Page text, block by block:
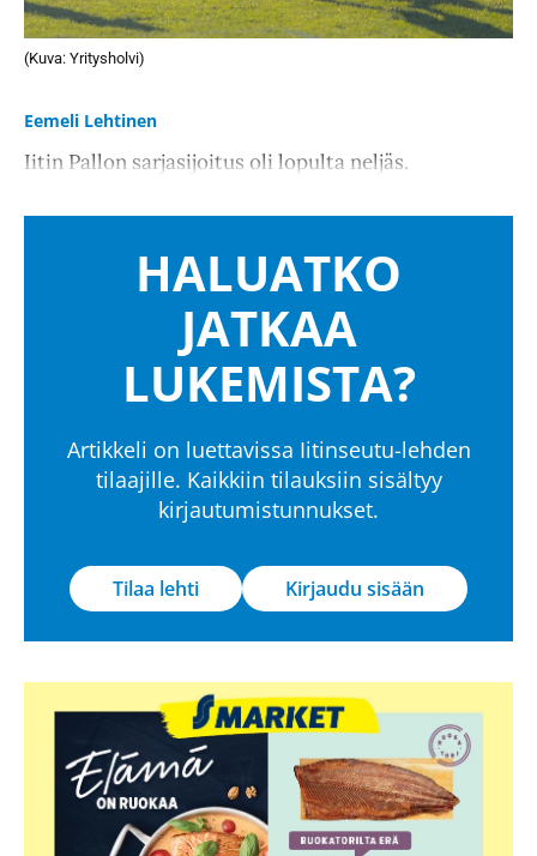
(Kuva: Yritysholvi)
Eemeli Lehtinen
Iitin Pallon sarjasijoitus oli lopulta neljäs.
HALUATKO
JATKAA
LUKEMISTA?
Artikkeli on luettavissa Iitinseutu-lehden
tilaajille. Kaikkiin tilauksiin sisältyy
kirjautumistunnukset.
Tilaa lehti Kirjaudu sisään